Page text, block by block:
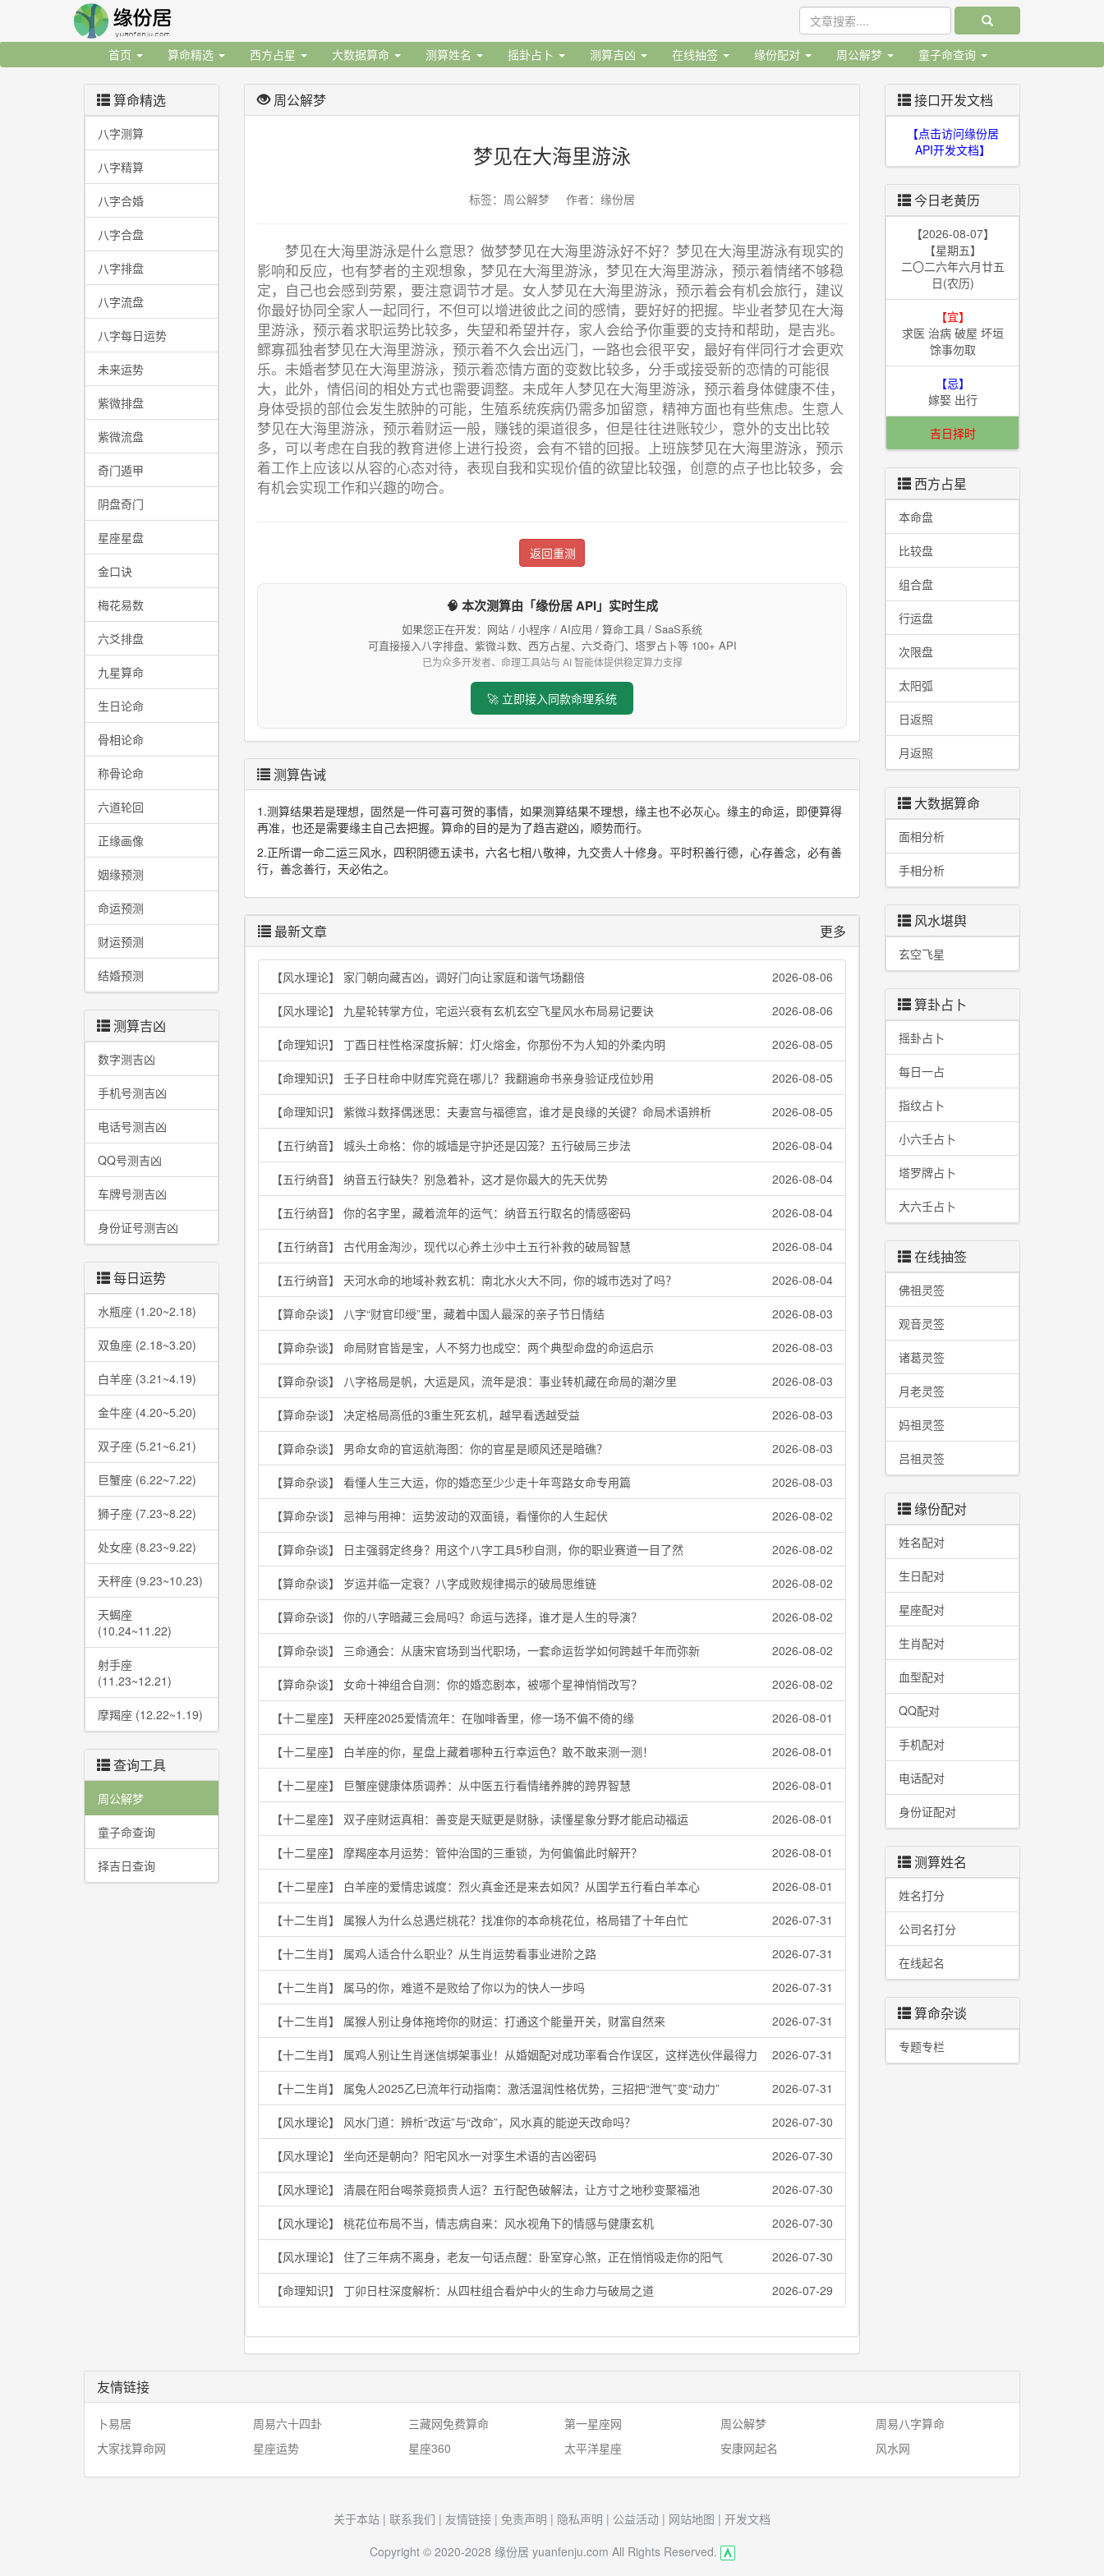
首页 算命精选 西方占星 大数据算命 测算姓名 摇卦占卜 测算吉凶 在线抽签 缘份配对 周公解梦 童子命查询
算命精选
八字测算
八字精算
八字合婚
八字合盘
八字排盘
八字流盘
八字每日运势
未来运势
紫微排盘
紫微流盘
奇门遁甲
阴盘奇门
星座星盘
金口诀
梅花易数
六爻排盘
九星算命
生日论命
骨相论命
称骨论命
六道轮回
正缘画像
姻缘预测
命运预测
财运预测
结婚预测
测算吉凶
数字测吉凶
手机号测吉凶
电话号测吉凶
QQ号测吉凶
车牌号测吉凶
身份证号测吉凶
每日运势
水瓶座 (1.20~2.18)
双鱼座 (2.18~3.20)
白羊座 (3.21~4.19)
金牛座 (4.20~5.20)
双子座 (5.21~6.21)
巨蟹座 (6.22~7.22)
狮子座 (7.23~8.22)
处女座 (8.23~9.22)
天秤座 (9.23~10.23)
天蝎座
(10.24~11.22)
射手座
(11.23~12.21)
摩羯座 (12.22~1.19)
查询工具
周公解梦
童子命查询
择吉日查询
周公解梦
梦见在大海里游泳
标签：周公解梦 作者：缘份居
梦见在大海里游泳是什么意思？做梦梦见在大海里游泳好不好？梦见在大海里游泳有现实的
影响和反应，也有梦者的主观想象，梦见在大海里游泳，梦见在大海里游泳，预示着情绪不够稳
定，自己也会感到劳累，要注意调节才是。女人梦见在大海里游泳，预示着会有机会旅行，建议
你最好协同全家人一起同行，不但可以增进彼此之间的感情，要好好的把握。毕业者梦见在大海
里游泳，预示着求职运势比较多，失望和希望并存，家人会给予你重要的支持和帮助，是吉兆。
鳏寡孤独者梦见在大海里游泳，预示着不久会出远门，一路也会很平安，最好有伴同行才会更欢
乐。未婚者梦见在大海里游泳，预示着恋情方面的变数比较多，分手或接受新的恋情的可能很
大，此外，情侣间的相处方式也需要调整。未成年人梦见在大海里游泳，预示着身体健康不佳，
身体受损的部位会发生脓肿的可能，生殖系统疾病仍需多加留意，精神方面也有些焦虑。生意人
梦见在大海里游泳，预示着财运一般，赚钱的渠道很多，但是往往进账较少，意外的支出比较
多，可以考虑在自我的教育进修上进行投资，会有不错的回报。上班族梦见在大海里游泳，预示
着工作上应该以从容的心态对待，表现自我和实现价值的欲望比较强，创意的点子也比较多，会
有机会实现工作和兴趣的吻合。
返回重测
🧠 本次测算由「缘份居 API」实时生成
如果您正在开发：网站 / 小程序 / AI应用 / 算命工具 / SaaS系统
可直接接入八字排盘、紫微斗数、西方占星、六爻奇门、塔罗占卜等 100+ API
已为众多开发者、命理工具站与 AI 智能体提供稳定算力支撑
🚀 立即接入同款命理系统
测算告诫
1.测算结果若是理想，固然是一件可喜可贺的事情，如果测算结果不理想，缘主也不必灰心。缘主的命运，即便算得
再准，也还是需要缘主自己去把握。算命的目的是为了趋吉避凶，顺势而行。
2.正所谓一命二运三风水，四积阴德五读书，六名七相八敬神，九交贵人十修身。平时积善行德，心存善念，必有善
行，善念善行，天必佑之。
最新文章 更多
【风水理论】 家门朝向藏吉凶，调好门向让家庭和谐气场翻倍 2026-08-06
【风水理论】 九星轮转掌方位，宅运兴衰有玄机玄空飞星风水布局易记要诀 2026-08-06
【命理知识】 丁酉日柱性格深度拆解：灯火熔金，你那份不为人知的外柔内明 2026-08-05
【命理知识】 壬子日柱命中财库究竟在哪儿？我翻遍命书亲身验证戌位妙用 2026-08-05
【命理知识】 紫微斗数择偶迷思：夫妻宫与福德宫，谁才是良缘的关键？命局术语辨析 2026-08-05
【五行纳音】 城头土命格：你的城墙是守护还是囚笼？五行破局三步法 2026-08-04
【五行纳音】 纳音五行缺失？别急着补，这才是你最大的先天优势 2026-08-04
【五行纳音】 你的名字里，藏着流年的运气：纳音五行取名的情感密码 2026-08-04
【五行纳音】 古代用金淘沙，现代以心养土沙中土五行补救的破局智慧 2026-08-04
【五行纳音】 天河水命的地域补救玄机：南北水火大不同，你的城市选对了吗？ 2026-08-04
【算命杂谈】 八字“财官印绶”里，藏着中国人最深的亲子节日情结 2026-08-03
【算命杂谈】 命局财官皆是宝，人不努力也成空：两个典型命盘的命运启示 2026-08-03
【算命杂谈】 八字格局是帆，大运是风，流年是浪：事业转机藏在命局的潮汐里 2026-08-03
【算命杂谈】 决定格局高低的3重生死玄机，越早看透越受益 2026-08-03
【算命杂谈】 男命女命的官运航海图：你的官星是顺风还是暗礁？ 2026-08-03
【算命杂谈】 看懂人生三大运，你的婚恋至少少走十年弯路女命专用篇 2026-08-03
【算命杂谈】 忌神与用神：运势波动的双面镜，看懂你的人生起伏 2026-08-02
【算命杂谈】 日主强弱定终身？用这个八字工具5秒自测，你的职业赛道一目了然 2026-08-02
【算命杂谈】 岁运并临一定衰？八字成败规律揭示的破局思维链 2026-08-02
【算命杂谈】 你的八字暗藏三会局吗？命运与选择，谁才是人生的导演？ 2026-08-02
【算命杂谈】 三命通会：从唐宋官场到当代职场，一套命运哲学如何跨越千年而弥新 2026-08-02
【算命杂谈】 女命十神组合自测：你的婚恋剧本，被哪个星神悄悄改写？ 2026-08-02
【十二星座】 天秤座2025爱情流年：在咖啡香里，修一场不偏不倚的缘 2026-08-01
【十二星座】 白羊座的你，星盘上藏着哪种五行幸运色？敢不敢来测一测！ 2026-08-01
【十二星座】 巨蟹座健康体质调养：从中医五行看情绪养脾的跨界智慧 2026-08-01
【十二星座】 双子座财运真相：善变是天赋更是财脉，读懂星象分野才能启动福运 2026-08-01
【十二星座】 摩羯座本月运势：管仲治国的三重锁，为何偏偏此时解开？ 2026-08-01
【十二星座】 白羊座的爱情忠诚度：烈火真金还是来去如风？从国学五行看白羊本心 2026-08-01
【十二生肖】 属猴人为什么总遇烂桃花？找准你的本命桃花位，格局错了十年白忙 2026-07-31
【十二生肖】 属鸡人适合什么职业？从生肖运势看事业进阶之路 2026-07-31
【十二生肖】 属马的你，难道不是败给了你以为的快人一步吗 2026-07-31
【十二生肖】 属猴人别让身体拖垮你的财运：打通这个能量开关，财富自然来 2026-07-31
【十二生肖】 属鸡人别让生肖迷信绑架事业！从婚姻配对成功率看合作误区，这样选伙伴最得力 2026-07-31
【十二生肖】 属兔人2025乙巳流年行动指南：激活温润性格优势，三招把“泄气”变“动力” 2026-07-31
【风水理论】 风水门道：辨析“改运”与“改命”，风水真的能逆天改命吗？ 2026-07-30
【风水理论】 坐向还是朝向？阳宅风水一对孪生术语的吉凶密码 2026-07-30
【风水理论】 清晨在阳台喝茶竟损贵人运？五行配色破解法，让方寸之地秒变聚福池 2026-07-30
【风水理论】 桃花位布局不当，情志病自来：风水视角下的情感与健康玄机 2026-07-30
【风水理论】 住了三年病不离身，老友一句话点醒：卧室穿心煞，正在悄悄吸走你的阳气 2026-07-30
【命理知识】 丁卯日柱深度解析：从四柱组合看炉中火的生命力与破局之道 2026-07-29
接口开发文档
【点击访问缘份居
API开发文档】
今日老黄历
【2026-08-07】
【星期五】
二〇二六年六月廿五
日(农历)
【宜】
求医 治病 破屋 坏垣
馀事勿取
【忌】
嫁娶 出行
吉日择时
西方占星
本命盘
比较盘
组合盘
行运盘
次限盘
太阳弧
日返照
月返照
大数据算命
面相分析
手相分析
风水堪舆
玄空飞星
算卦占卜
摇卦占卜
每日一占
指纹占卜
小六壬占卜
塔罗牌占卜
大六壬占卜
在线抽签
佛祖灵签
观音灵签
诸葛灵签
月老灵签
妈祖灵签
吕祖灵签
缘份配对
姓名配对
生日配对
星座配对
生肖配对
血型配对
QQ配对
手机配对
电话配对
身份证配对
测算姓名
姓名打分
公司名打分
在线起名
算命杂谈
专题专栏
友情链接
卜易居 周易六十四卦 三藏网免费算命 第一星座网 周公解梦
周易八字算命
大家找算命网
星座运势 星座360 太平洋星座 安康网起名 风水网
关于本站 | 联系我们 | 友情链接 | 免责声明 | 隐私声明 | 公益活动 | 网站地图 | 开发文档
Copyright © 2020-2028 缘份居 yuanfenju.com All Rights Reserved.